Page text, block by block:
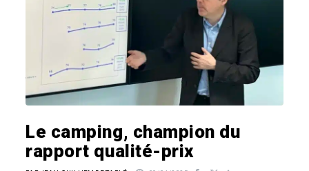
Le camping, champion du
rapport qualité-prix